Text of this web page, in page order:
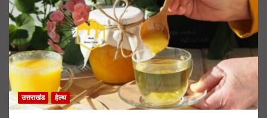
उत्तराखंड हेल्थ